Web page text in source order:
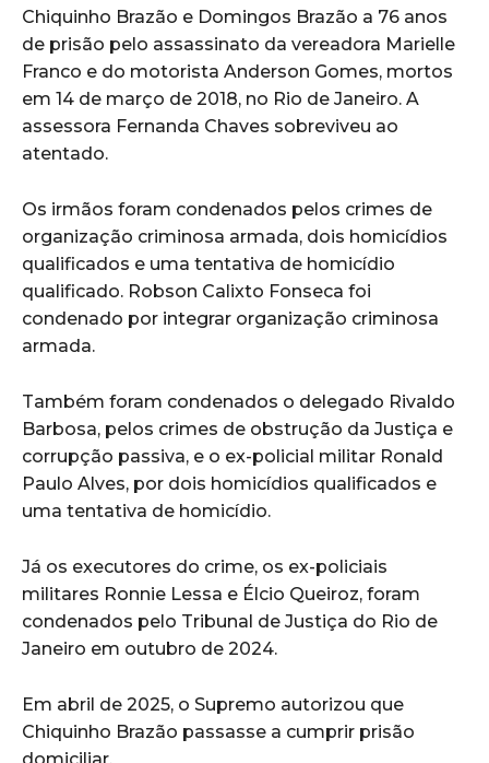
Chiquinho Brazão e Domingos Brazão a 76 anos
de prisão pelo assassinato da vereadora Marielle
Franco e do motorista Anderson Gomes, mortos
em 14 de março de 2018, no Rio de Janeiro. A
assessora Fernanda Chaves sobreviveu ao
atentado.
Os irmãos foram condenados pelos crimes de
organização criminosa armada, dois homicídios
qualificados e uma tentativa de homicídio
qualificado. Robson Calixto Fonseca foi
condenado por integrar organização criminosa
armada.
Também foram condenados o delegado Rivaldo
Barbosa, pelos crimes de obstrução da Justiça e
corrupção passiva, e o ex-policial militar Ronald
Paulo Alves, por dois homicídios qualificados e
uma tentativa de homicídio.
Já os executores do crime, os ex-policiais
militares Ronnie Lessa e Élcio Queiroz, foram
condenados pelo Tribunal de Justiça do Rio de
Janeiro em outubro de 2024.
Em abril de 2025, o Supremo autorizou que
Chiquinho Brazão passasse a cumprir prisão
domiciliar.